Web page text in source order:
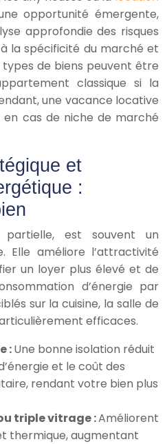
opportunité émergente,
approfondie des risques
la spécificité du marché et
de biens peuvent être
classique si la
une vacance locative
en cas de niche de marché
et
:
partielle, est souvent un
Elle améliore l’attractivité
un loyer plus élevé et de
d’énergie par
sur la cuisine, la salle de
efficaces.
:Une bonne isolation réduit
et le coût des
rendant votre bien plus
triple vitrage :Améliorent
thermique, augmentant